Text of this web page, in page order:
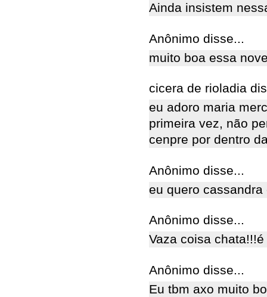
Ainda insistem
Anônimo disse...
muito boa essa
cicera de rioladia
eu adoro maria
primeira vez, não
cenpre por dentro
Anônimo disse...
eu quero
Anônimo disse...
Vaza coisa
Anônimo disse...
Eu tbm axo muito